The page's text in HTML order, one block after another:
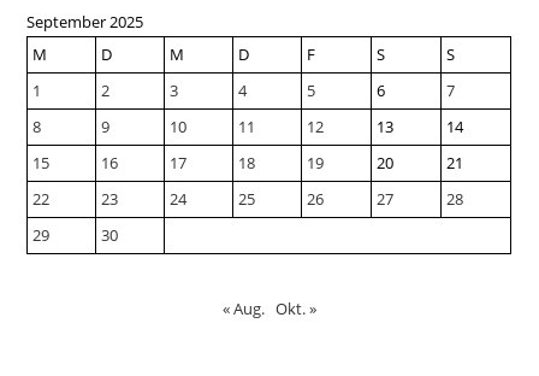
September 2025
M
D M D F S
S
1
2 3 4 5 6
7
8
9 10 11 12 13
14
15
16 17 18 19 20
21
22
23 24 25 26 27
28
29
30
« Aug. Okt. »